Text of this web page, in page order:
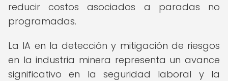
reducir costos asociados a paradas no
programadas.
La IA en la detección y mitigación de riesgos
en la industria minera representa un avance
significativo en la seguridad laboral y la